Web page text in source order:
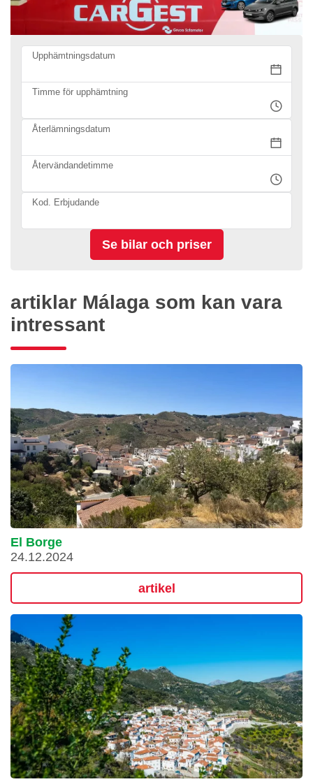
Upphämtningsdatum
Timme för upphämtning
Återlämningsdatum
Återvändandetimme
Kod. Erbjudande
artiklar Málaga som kan vara
intressant
El Borge
24.12.2024
artikel